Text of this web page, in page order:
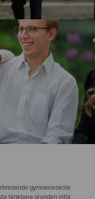
gymnasieskola
tänkbara grunden inför